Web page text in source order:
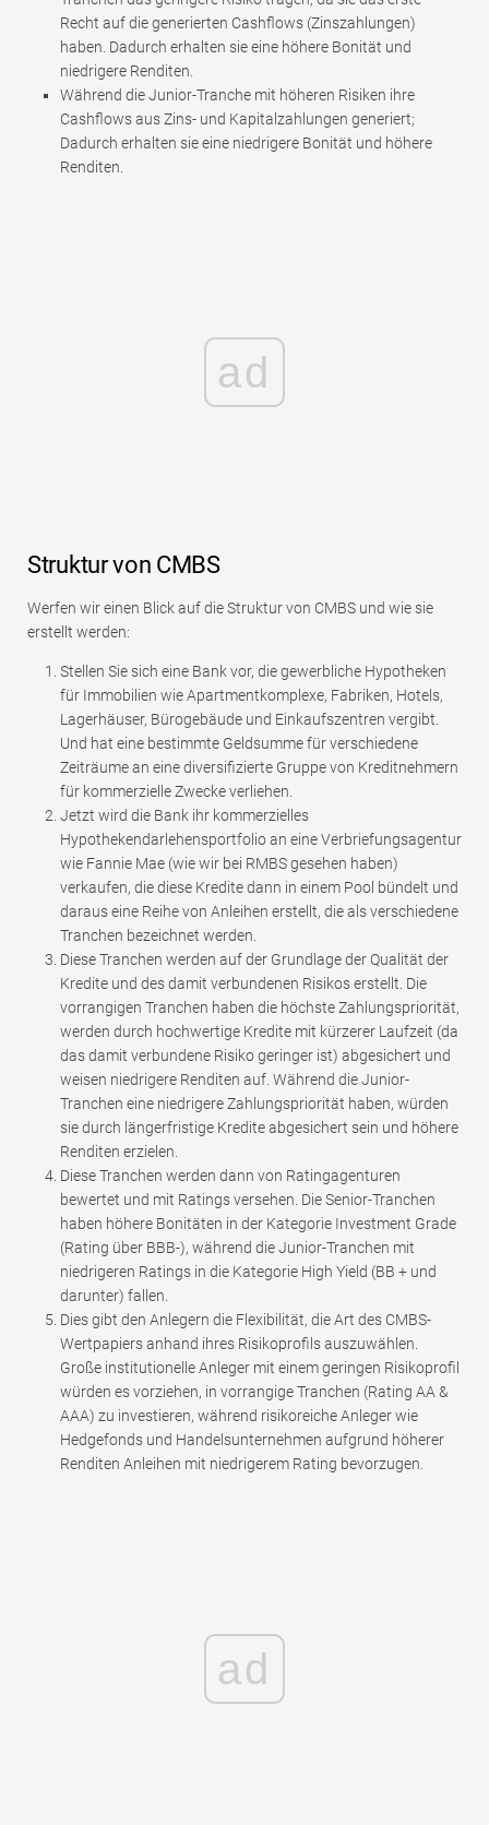
Recht auf die generierten Cashflows (Zinszahlungen)
haben. Dadurch erhalten sie eine höhere Bonität und
niedrigere Renditen.
Während die Junior-Tranche mit höheren Risiken ihre
Cashflows aus Zins- und Kapitalzahlungen generiert;
Dadurch erhalten sie eine niedrigere Bonität und höhere
Renditen.
ad
Struktur von CMBS
Werfen wir einen Blick auf die Struktur von CMBS und wie sie
erstellt werden:
Stellen Sie sich eine Bank vor, die gewerbliche Hypotheken
für Immobilien wie Apartmentkomplexe, Fabriken, Hotels,
Lagerhäuser, Bürogebäude und Einkaufszentren vergibt.
Und hat eine bestimmte Geldsumme für verschiedene
Zeiträume an eine diversifizierte Gruppe von Kreditnehmern
für kommerzielle Zwecke verliehen.
Jetzt wird die Bank ihr kommerzielles
Hypothekendarlehensportfolio an eine Verbriefungsagentur
wie Fannie Mae (wie wir bei RMBS gesehen haben)
verkaufen, die diese Kredite dann in einem Pool bündelt und
daraus eine Reihe von Anleihen erstellt, die als verschiedene
Tranchen bezeichnet werden.
Diese Tranchen werden auf der Grundlage der Qualität der
Kredite und des damit verbundenen Risikos erstellt. Die
vorrangigen Tranchen haben die höchste Zahlungspriorität,
werden durch hochwertige Kredite mit kürzerer Laufzeit (da
das damit verbundene Risiko geringer ist) abgesichert und
weisen niedrigere Renditen auf. Während die Junior-
Tranchen eine niedrigere Zahlungspriorität haben, würden
sie durch längerfristige Kredite abgesichert sein und höhere
Renditen erzielen.
Diese Tranchen werden dann von Ratingagenturen
bewertet und mit Ratings versehen. Die Senior-Tranchen
haben höhere Bonitäten in der Kategorie Investment Grade
(Rating über BBB-), während die Junior-Tranchen mit
niedrigeren Ratings in die Kategorie High Yield (BB + und
darunter) fallen.
Dies gibt den Anlegern die Flexibilität, die Art des CMBS-
Wertpapiers anhand ihres Risikoprofils auszuwählen.
Große institutionelle Anleger mit einem geringen Risikoprofil
würden es vorziehen, in vorrangige Tranchen (Rating AA &
AAA) zu investieren, während risikoreiche Anleger wie
Hedgefonds und Handelsunternehmen aufgrund höherer
Renditen Anleihen mit niedrigerem Rating bevorzugen.
ad